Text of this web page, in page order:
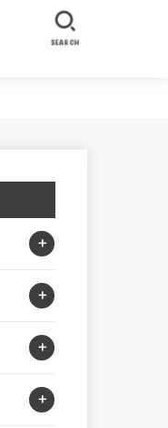
SEARCH